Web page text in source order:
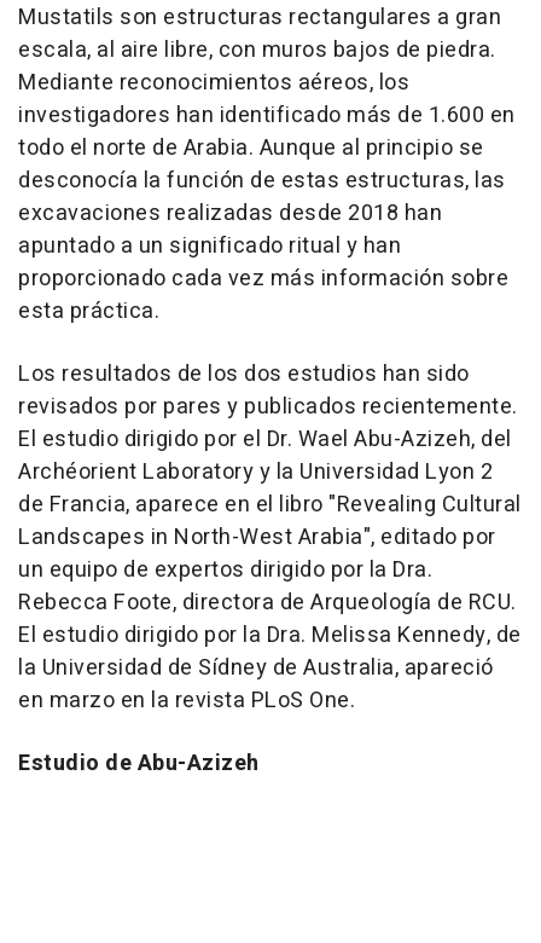
Mustatils son estructuras rectangulares a gran
escala, al aire libre, con muros bajos de piedra.
Mediante reconocimientos aéreos, los
investigadores han identificado más de 1.600 en
todo el norte de Arabia. Aunque al principio se
desconocía la función de estas estructuras, las
excavaciones realizadas desde 2018 han
apuntado a un significado ritual y han
proporcionado cada vez más información sobre
esta práctica.
Los resultados de los dos estudios han sido
revisados por pares y publicados recientemente.
El estudio dirigido por el Dr. Wael Abu-Azizeh, del
Archéorient Laboratory y la Universidad Lyon 2
de Francia, aparece en el libro "Revealing Cultural
Landscapes in North-West Arabia", editado por
un equipo de expertos dirigido por la Dra.
Rebecca Foote, directora de Arqueología de RCU.
El estudio dirigido por la Dra. Melissa Kennedy, de
la Universidad de Sídney de Australia, apareció
en marzo en la revista PLoS One.
Estudio de Abu-Azizeh